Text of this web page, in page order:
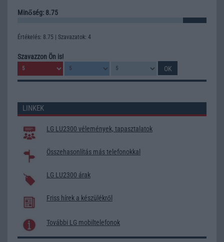
Minőség: 8.75
Értékelés: 8.75 | Szavazatok: 4
Szavazzon Ön is!
LINKEK
LG LU2300 vélemények, tapasztalatok
Összehasonlítás más telefonokkal
LG LU2300 árak
Friss hírek a készülékről
További LG mobiltelefonok